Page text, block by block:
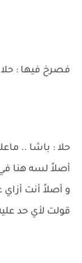
فصرخ فيها :
حلا : باشا ..
أصلاً لسه هنا
و أصلاً أنت
قولت لأي حد